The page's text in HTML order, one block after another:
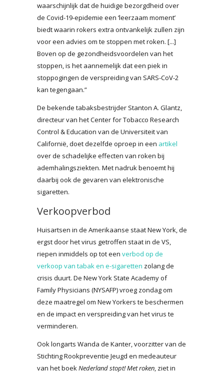
waarschijnlijk dat de huidige bezorgdheid over
de Covid-19-epidemie een ‘leerzaam moment’
biedt waarin rokers extra ontvankelijk zullen zijn
voor een advies om te stoppen met roken. [...]
Boven op de gezondheidsvoordelen van het
stoppen, is het aannemelijk dat een piek in
stoppogingen de verspreiding van SARS-CoV-2
kan tegengaan.”
De bekende tabaksbestrijder Stanton A. Glantz,
directeur van het Center for Tobacco Research
Control & Education van de Universiteit van
Californië, doet dezelfde oproep in een artikel
over de schadelijke effecten van roken bij
ademhalingsziekten. Met nadruk benoemt hij
daarbij ook de gevaren van elektronische
sigaretten.
Verkoopverbod
Huisartsen in de Amerikaanse staat New York, de
ergst door het virus getroffen staat in de VS,
riepen inmiddels op tot een verbod op de
verkoop van tabak en e-sigaretten zolang de
crisis duurt. De New York State Academy of
Family Physicians (NYSAFP) vroeg zondag om
deze maatregel om New Yorkers te beschermen
en de impact en verspreiding van het virus te
verminderen.
Ook longarts Wanda de Kanter, voorzitter van de
Stichting Rookpreventie Jeugd en medeauteur
van het boekNederland stopt! Met roken, ziet in